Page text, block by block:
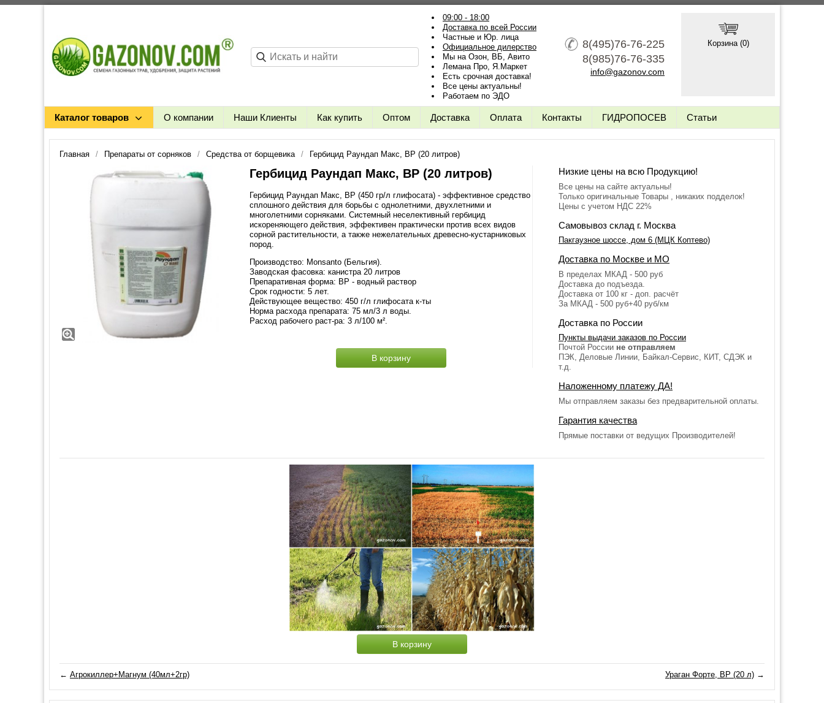
09:00 - 18:00
Доставка по всей России
Частные и Юр. лица
Официальное дилерство
Мы на Озон, ВБ, Авито
Лемана Про, Я.Маркет
Есть срочная доставка!
Все цены актуальны!
Работаем по ЭДО
8(495)76-76-225
8(985)76-76-335
info@gazonov.com
Корзина (0)
Каталог товаров О компании Наши Клиенты Как купить Оптом Доставка Оплата Контакты ГИДРОПОСЕВ Статьи
Главная Препараты от сорняков Средства от борщевика Гербицид Раундап Макс, ВР (20 литров)
Гербицид Раундап Макс, ВР (20 литров)
Гербицид Раундап Макс, ВР (450 гр/л глифосата) - эффективное средство
сплошного действия для борьбы с однолетними, двухлетними и
многолетними сорняками. Системный неселективный гербицид
искореняющего действия, эффективен практически против всех видов
сорной растительности, а также нежелательных древесно-кустарниковых
пород.
Производство: Monsanto (Бельгия).
Заводская фасовка: канистра 20 литров
Препаративная форма: ВР - водный раствор
Срок годности: 5 лет.
Действующее вещество: 450 г/л глифосата к-ты
Норма расхода препарата: 75 мл/3 л воды.
Расход рабочего раст-ра: 3 л/100 м².
В корзину
Низкие цены на всю Продукцию!
Все цены на сайте актуальны!
Только оригинальные Товары , никаких подделок!
Цены с учетом НДС 22%
Самовывоз склад г. Москва
Пакгаузное шоссе, дом 6 (МЦК Коптево)
Доставка по Москве и МО
В пределах МКАД - 500 руб
Доставка до подъезда.
Доставка от 100 кг - доп. расчёт
За МКАД - 500 руб+40 руб/км
Доставка по России
Пункты выдачи заказов по России
Почтой России не отправляем
ПЭК, Деловые Линии, Байкал-Сервис, КИТ, СДЭК и
т.д.
Наложенному платежу ДА!
Мы отправляем заказы без предварительной оплаты.
Гарантия качества
Прямые поставки от ведущих Производителей!
В корзину
← Агрокиллер+Магнум (40мл+2гр) Ураган Форте, ВР (20 л) →